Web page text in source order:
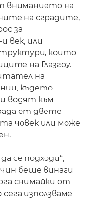
вниманието на
на сградите,
за
век, или
които
на Глазгоу.
на
където
водят към
от двете
човек или може
се подходи“,
беше винаги
снимайки от
използваме